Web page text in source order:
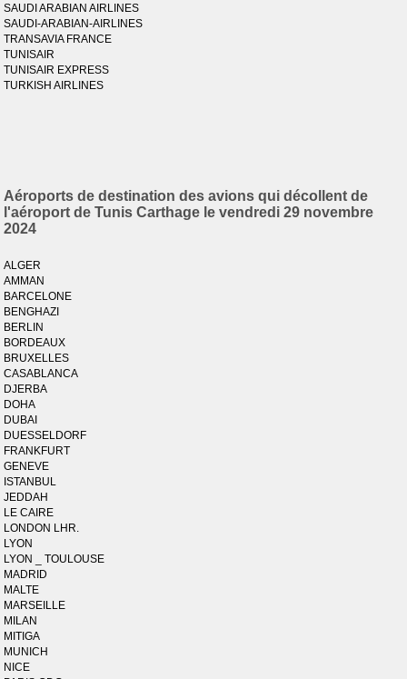
SAUDI ARABIAN AIRLINES
SAUDI-ARABIAN-AIRLINES
TRANSAVIA FRANCE
TUNISAIR
TUNISAIR EXPRESS
TURKISH AIRLINES
Aéroports de destination des avions qui décollent de
l'aéroport de Tunis Carthage le vendredi 29 novembre
2024
ALGER
AMMAN
BARCELONE
BENGHAZI
BERLIN
BORDEAUX
BRUXELLES
CASABLANCA
DJERBA
DOHA
DUBAI
DUESSELDORF
FRANKFURT
GENEVE
ISTANBUL
JEDDAH
LE CAIRE
LONDON LHR.
LYON
LYON _ TOULOUSE
MADRID
MALTE
MARSEILLE
MILAN
MITIGA
MUNICH
NICE